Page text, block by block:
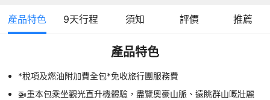
產品特色 9天行程 須知 評價 推薦
產品特色
*稅項及燃油附加費全包*免收旅行團服務費
🚁重本包乘坐觀光直升機體驗，盡覽奧豪山脈、遠眺群山嘅壯麗